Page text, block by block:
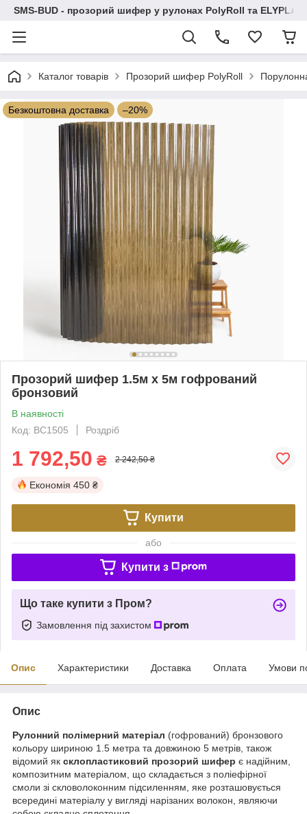
SMS-BUD - прозорий шифер у рулонах PolyRoll та
Каталог товарів Прозорий шифер PolyRoll
Безкоштовна доставка –20%
Прозорий шифер 1.5м х 5м гофрований
бронзовий
В наявності
Код: BC1505
Роздріб
1 792,50 ₴ 2 242,50 ₴
Економія 450 ₴
Купити
або
Купити з
Що таке купити з Пром?
Замовлення під захистом
Опис Характеристики Доставка Оплата Умови
Опис
Рулонний полімерний матеріал (гофрований) бронзового
кольору шириною 1.5 метра та довжиною 5 метрів, також
відомий як склопластиковий прозорий шифер є надійним,
композитним матеріалом, що складається з поліефірної
смоли зі скловолоконним підсиленням, яке розташовується
всередині матеріалу у вигляді нарізаних волокон, являючи